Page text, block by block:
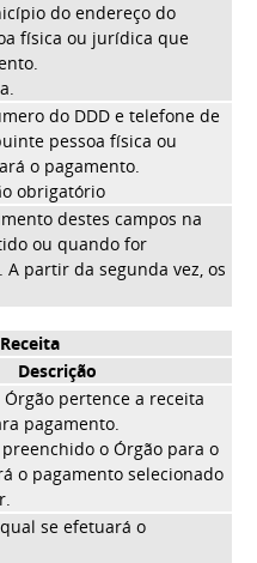
do endereço do
física ou jurídica que
do DDD e telefone de
pessoa física ou
o pagamento.
obrigatório
destes campos na
ou quando for
partir da segunda vez, os
Descrição
pertence a receita
pagamento.
o Órgão para o
o pagamento selecionado
se efetuará o